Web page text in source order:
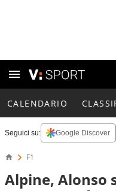
CALENDARIO
Seguici su: Google Discover
F1
Alpine, Alonso